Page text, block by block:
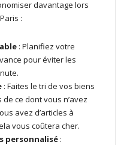
davantage lors
:
: Planifiez votre
pour éviter les
: Faites le tri de vos biens
ce dont vous n’avez
avez d’articles à
vous coûtera cher.
personnalisé :